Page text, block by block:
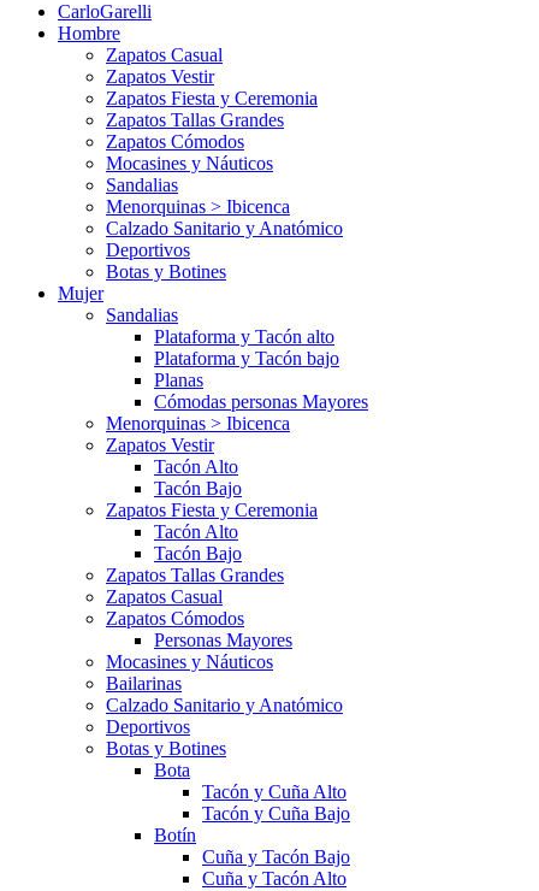
CarloGarelli
Hombre
Zapatos Casual
Zapatos Vestir
Zapatos Fiesta y Ceremonia
Zapatos Tallas Grandes
Zapatos Cómodos
Mocasines y Náuticos
Sandalias
Menorquinas > Ibicenca
Calzado Sanitario y Anatómico
Deportivos
Botas y Botines
Mujer
Sandalias
Plataforma y Tacón alto
Plataforma y Tacón bajo
Planas
Cómodas personas Mayores
Menorquinas > Ibicenca
Zapatos Vestir
Tacón Alto
Tacón Bajo
Zapatos Fiesta y Ceremonia
Tacón Alto
Tacón Bajo
Zapatos Tallas Grandes
Zapatos Casual
Zapatos Cómodos
Personas Mayores
Mocasines y Náuticos
Bailarinas
Calzado Sanitario y Anatómico
Deportivos
Botas y Botines
Bota
Tacón y Cuña Alto
Tacón y Cuña Bajo
Botín
Cuña y Tacón Bajo
Cuña y Tacón Alto